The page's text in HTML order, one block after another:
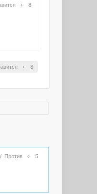
8
8
Против 5